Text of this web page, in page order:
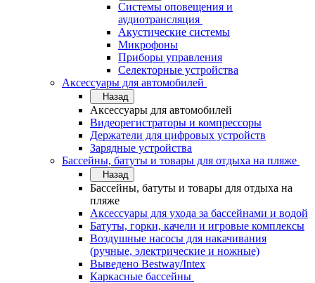
Системы оповещения и
аудиотрансляция
Акустические системы
Микрофоны
Приборы управления
Селекторные устройства
Аксессуары для автомобилей
Назад
Аксессуары для автомобилей
Видеорегистраторы и компрессоры
Держатели для цифровых устройств
Зарядные устройства
Бассейны, батуты и товары для отдыха на пляже
Назад
Бассейны, батуты и товары для отдыха на
пляже
Аксессуары для ухода за бассейнами и водой
Батуты, горки, качели и игровые комплексы
Воздушные насосы для накачивания
(ручные, электрические и ножные)
Выведено Bestway/Intex
Каркасные бассейны